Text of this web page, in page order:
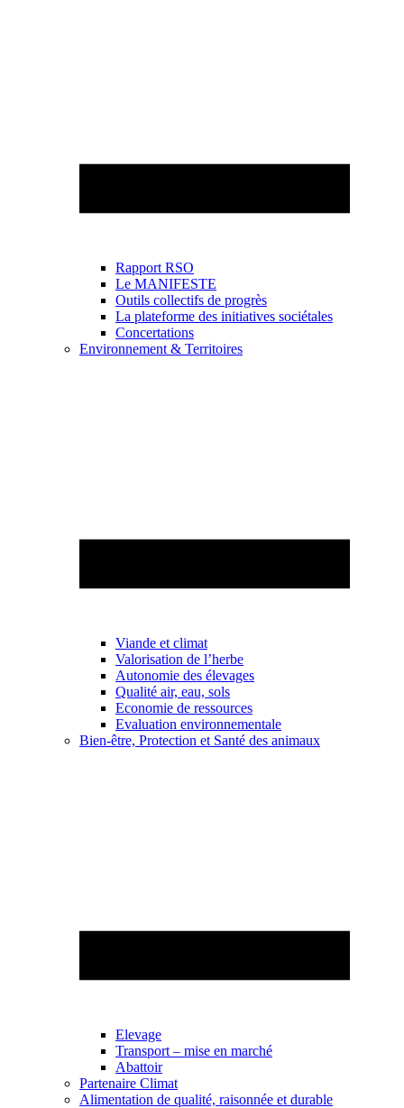
Rapport RSO
Le MANIFESTE
Outils collectifs de progrès
La plateforme des initiatives sociétales
Concertations
Environnement & Territoires
Viande et climat
Valorisation de l’herbe
Autonomie des élevages
Qualité air, eau, sols
Economie de ressources
Evaluation environnementale
Bien-être, Protection et Santé des animaux
Elevage
Transport – mise en marché
Abattoir
Partenaire Climat
Alimentation de qualité, raisonnée et durable